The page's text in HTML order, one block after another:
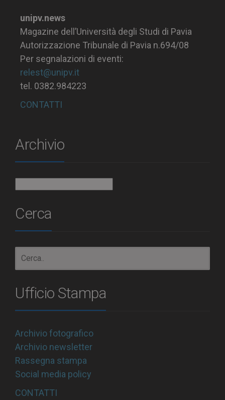
unipv.news
Magazine dell’Università degli Studi di Pavia
Autorizzazione Tribunale di Pavia n.694/08
Per segnalazioni di eventi:
relest@unipv.it
tel. 0382.984223
CONTATTI
Archivio
Cerca
Ufficio Stampa
Archivio fotografico
Archivio newsletter
Rassegna stampa
Social media policy
CONTATTI